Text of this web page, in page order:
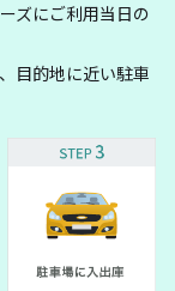
ズにご利用当日の
目的地に近い駐車